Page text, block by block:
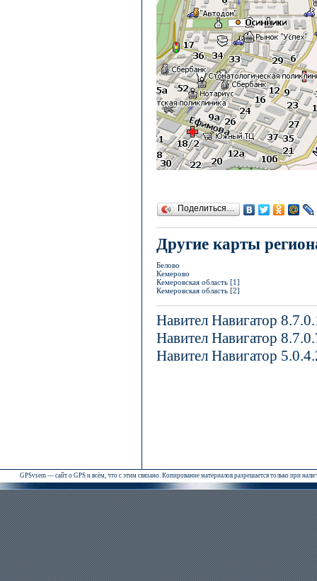
Поделиться…
Другие карты
Белово
Кемерово
Кемеровская область [1]
Кемеровская область [2]
Навител Навигатор
Навител Навигатор
Навител Навигатор
GPSvsem — сайт о GPS и всём, что с этим связано. Копирование материалов разрешается только при